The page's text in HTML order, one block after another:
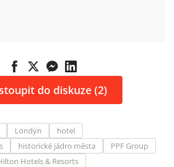
do diskuze (2)
Londýn
hotel
historické jádro města
PPF Group
Hotels & Resorts